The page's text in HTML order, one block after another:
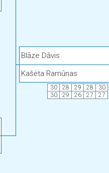
Blāze Dāvis
Kašėta Ramūnas
30 28 29 28
30
30
29 26 27 27